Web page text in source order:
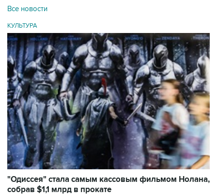
Все новости
КУЛЬТУРА
"Одиссея" стала самым кассовым фильмом Нолана,
собрав $1,1 млрд в прокате